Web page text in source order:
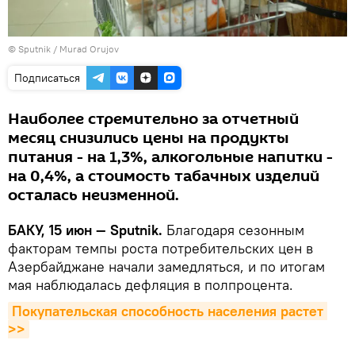
© Sputnik / Murad Orujov
Подписаться
Наиболее стремительно за отчетный
месяц снизились цены на продукты
питания - на 1,3%, алкогольные напитки -
на 0,4%, а стоимость табачных изделий
осталась неизменной.
БАКУ, 15 июн — Sputnik. Благодаря сезонным
факторам темпы роста потребительских цен в
Азербайджане начали замедляться, и по итогам
мая наблюдалась дефляция в полпроцента.
Покупательская способность населения растет
>>